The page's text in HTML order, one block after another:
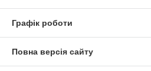
Графік роботи
Повна версія сайту